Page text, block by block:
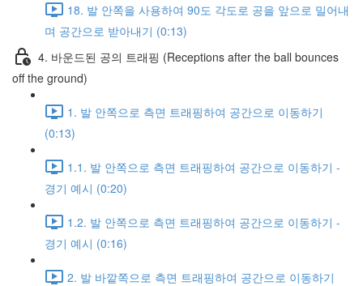
18. 발 안쪽을 사용하여 90도 각도로 공을 앞으로 밀어내
며 공간으로 받아내기 (0:13)
4. 바운드된 공의 트래핑 (Receptions after the ball bounces
off the ground)
1. 발 안쪽으로 측면 트래핑하여 공간으로 이동하기
(0:13)
1.1. 발 안쪽으로 측면 트래핑하여 공간으로 이동하기 -
경기 예시 (0:20)
1.2. 발 안쪽으로 측면 트래핑하여 공간으로 이동하기 -
경기 예시 (0:16)
2. 발 바깥쪽으로 측면 트래핑하여 공간으로 이동하기